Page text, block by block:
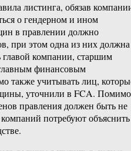
листинга, обязав
о гендерном и ином
в правлении должно
при этом одна из них должна
компании, старшим
финансовым
также учитывать лиц,
уточнили в FCA. Помимо
правления должен быть не
потребуют объяснить